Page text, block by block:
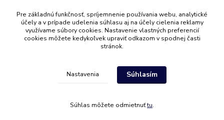
+421 908 861 051
(Po - Pia 7:30-15:30)
info@mati.sk
Pre základnú funkčnosť, spríjemnenie používania webu, analytické
účely a v prípade udelenia súhlasu aj na účely cielenia reklamy
využívame súbory cookies. Nastavenie vlastných preferencií
cookies môžete kedykoľvek upraviť odkazom v spodnej časti
stránok.
Nastavenia Súhlasím
Súhlas môžete odmietnuťtu.